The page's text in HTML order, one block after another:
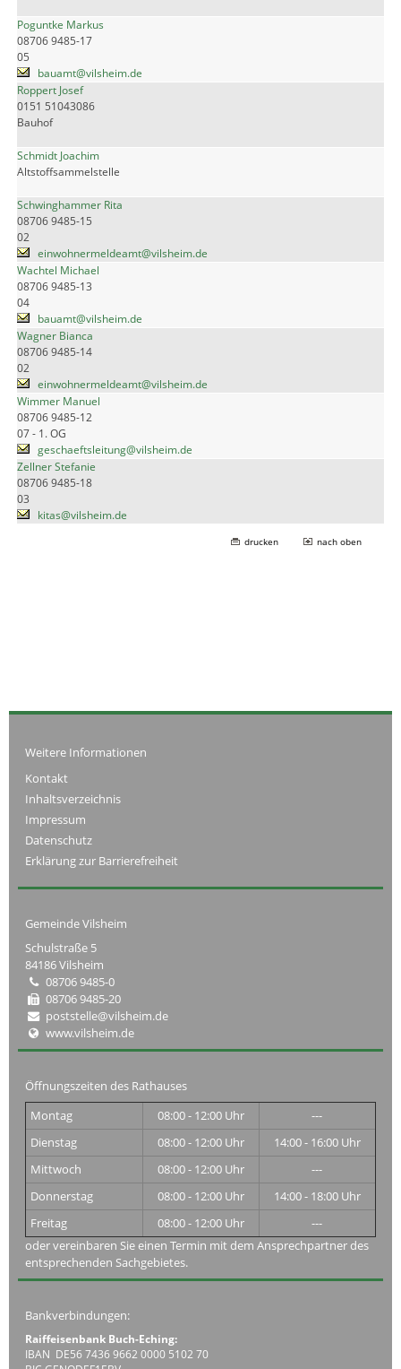
Poguntke Markus
08706 9485-17
05
bauamt@vilsheim.de
Roppert Josef
0151 51043086
Bauhof
Schmidt Joachim
Altstoffsammelstelle
Schwinghammer Rita
08706 9485-15
02
einwohnermeldeamt@vilsheim.de
Wachtel Michael
08706 9485-13
04
bauamt@vilsheim.de
Wagner Bianca
08706 9485-14
02
einwohnermeldeamt@vilsheim.de
Wimmer Manuel
08706 9485-12
07 - 1. OG
geschaeftsleitung@vilsheim.de
Zellner Stefanie
08706 9485-18
03
kitas@vilsheim.de
drucken nach oben
Weitere Informationen
Kontakt
Inhaltsverzeichnis
Impressum
Datenschutz
Erklärung zur Barrierefreiheit
Gemeinde Vilsheim
Schulstraße 5
84186 Vilsheim
08706 9485-0
08706 9485-20
poststelle@vilsheim.de
www.vilsheim.de
Öffnungszeiten des Rathauses
Montag
08:00 - 12:00 Uhr
---
Dienstag
08:00 - 12:00 Uhr
14:00 - 16:00 Uhr
Mittwoch
08:00 - 12:00 Uhr
---
Donnerstag
08:00 - 12:00 Uhr
14:00 - 18:00 Uhr
Freitag
08:00 - 12:00 Uhr
---
oder vereinbaren Sie einen Termin mit dem Ansprechpartner des
entsprechenden Sachgebietes.
Bankverbindungen:
Raiffeisenbank Buch-Eching:
IBAN DE56 7436 9662 0000 5102 70